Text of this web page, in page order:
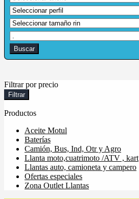
Filtrar por precio
Filtrar
Productos
Aceite Motul
Baterías
Camión, Bus, Ind, Otr y Agro
Llanta moto,cuatrimoto /ATV , kart
Llantas auto, camioneta y campero
Ofertas especiales
Zona Outlet Llantas